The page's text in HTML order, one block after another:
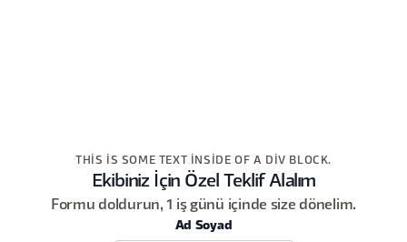
THIS IS SOME TEXT INSIDE OF A DIV BLOCK.
Ekibiniz İçin Özel Teklif Alalım
Formu doldurun, 1 iş günü içinde size dönelim.
Ad Soyad